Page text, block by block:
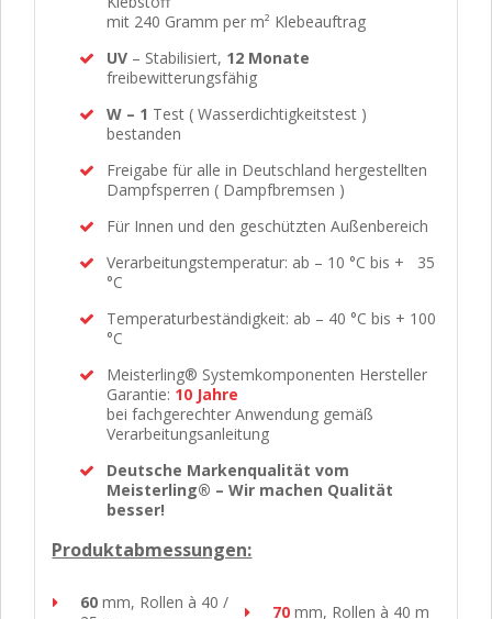
mit 240 Gramm per m² Klebeauftrag
UV – Stabilisiert, 12 Monate
freibewitterungsfähig
W – 1 Test ( Wasserdichtigkeitstest )
bestanden
Freigabe für alle in Deutschland hergestellten
Dampfsperren ( Dampfbremsen )
Für Innen und den geschützten Außenbereich
Verarbeitungstemperatur: ab – 10 °C bis + 35
°C
Temperaturbeständigkeit: ab – 40 °C bis + 100
°C
Meisterling® Systemkomponenten Hersteller
Garantie: 10 Jahre
bei fachgerechter Anwendung gemäß
Verarbeitungsanleitung
Deutsche Markenqualität vom
Meisterling® – Wir machen Qualität
besser!
Produktabmessungen:
60 mm, Rollen à 40 /
70mm, Rollen à 40 m